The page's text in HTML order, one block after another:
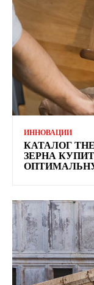
ИННОВАЦИИ
КАТАЛОГ
ЗЕРНА